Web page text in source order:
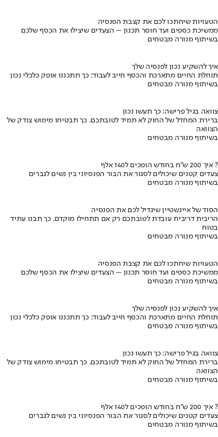
הטעויות שיחתכו לכם את קצבת הפנסיה
ממשיכת כספים ועד חוסר תכנון – הצעדים שיצילו את הכסף שלכם
בשיתוף מנורה מבטחים
איך להשקיע נכון לפנסיה שלך
תוחלת החיים מתארכת והכסף חייב לעבוד: כך תתכננו אופק כלכלי נכון
בשיתוף מנורה מבטחים
צוואה בגיל פרישה: כך תעשו נכון
ברירת המחדל של החוק לא תמיד לטובתכם. כך תבטיחו מימוש צודק של
הצוואה
בשיתוף מנורה מבטחים
איך 200 ש"ח בחודש הופכים ל140 אלף ?
צעדים קטנים שיכולים לסגור את הבור הפנסיוני בין נשים לגברים
בשיתוף מנורה מבטחים
הסוד של איינשטיין שיגדיל לכם את הפנסיה
הריבית דריבית עובדת לטובתכם רק אם תתחילו מוקדם. כך תבנו עתיד
בטוח
בשיתוף מנורה מבטחים
הטעויות שיחתכו לכם את קצבת הפנסיה
ממשיכת כספים ועד חוסר תכנון – הצעדים שיצילו את הכסף שלכם
בשיתוף מנורה מבטחים
איך להשקיע נכון לפנסיה שלך
תוחלת החיים מתארכת והכסף חייב לעבוד: כך תתכננו אופק כלכלי נכון
בשיתוף מנורה מבטחים
צוואה בגיל פרישה: כך תעשו נכון
ברירת המחדל של החוק לא תמיד לטובתכם. כך תבטיחו מימוש צודק של
הצוואה
בשיתוף מנורה מבטחים
איך 200 ש"ח בחודש הופכים ל140 אלף ?
צעדים קטנים שיכולים לסגור את הבור הפנסיוני בין נשים לגברים
בשיתוף מנורה מבטחים